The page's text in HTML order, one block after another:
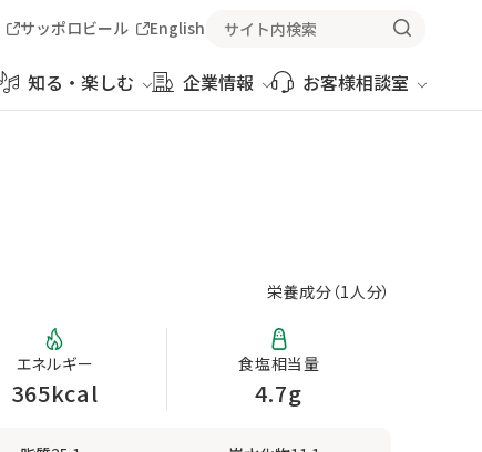
知る・楽しむ 企業情報 お客様相談室
サッポロビール English
栄養成分（1人分）
エネルギー
365kcal
食塩相当量
4.7g